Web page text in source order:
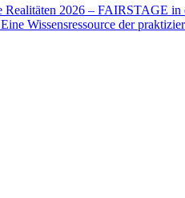
2026 – FAIRSTAGE in
Wissensressource der